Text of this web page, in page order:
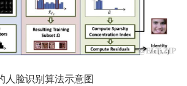
人脸识别算法示意图